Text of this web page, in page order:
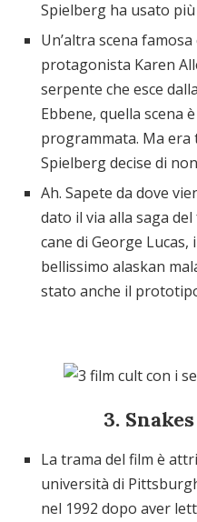
Spielberg ha usato
Un’altra scena
protagonista Karen
serpente che esce
Ebbene, quella scena
programmata. Ma era
Spielberg decise di
Ah. Sapete da dove
dato il via alla saga
cane di George
bellissimo alaskan
stato anche il
3.
La trama del film è
università di
nel 1992 dopo aver